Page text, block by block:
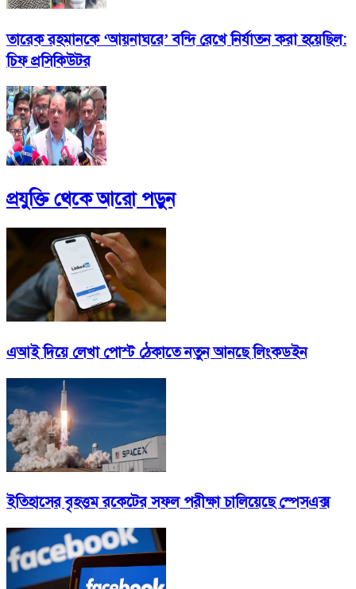
তারেক রহমানকে ‘আয়নাঘরে’ বন্দি রেখে নির্যাতন করা হয়েছিল:
চিফ প্রসিকিউটর
প্রযুক্তিথেকে আরো পড়ুন
এআই দিয়ে লেখা পোস্ট ঠেকাতে নতুন আনছে লিংকডইন
ইতিহাসের বৃহত্তম রকেটের সফল পরীক্ষা চালিয়েছে স্পেসএক্স